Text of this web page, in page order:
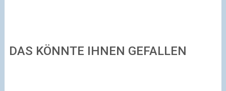
DAS KÖNNTE IHNEN GEFALLEN